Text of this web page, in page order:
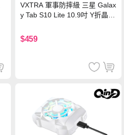
VXTRA 軍事防摔級 三星 Galax
y Tab S10 Lite 10.9吋 Y折晶透
$459